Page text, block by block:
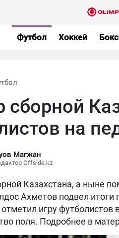
Футбол Хоккей Бокс
сборной
на
Магжан
Offside.kz
Казахстана, а ныне
Ахметов подвел
игру
поля. Подробнее в